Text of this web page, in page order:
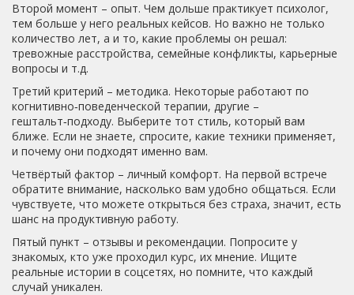
Второй момент – опыт. Чем дольше практикует психолог,
тем больше у него реальных кейсов. Но важно не только
количество лет, а и то, какие проблемы он решал:
тревожные расстройства, семейные конфликты, карьерные
вопросы и т.д.
Третий критерий – методика. Некоторые работают по
когнитивно‑поведенческой терапии, другие –
гештальт‑подходу. Выберите тот стиль, который вам
ближе. Если не знаете, спросите, какие техники применяет,
и почему они подходят именно вам.
Четвёртый фактор – личный комфорт. На первой встрече
обратите внимание, насколько вам удобно общаться. Если
чувствуете, что можете открыться без страха, значит, есть
шанс на продуктивную работу.
Пятый пункт – отзывы и рекомендации. Попросите у
знакомых, кто уже проходил курс, их мнение. Ищите
реальные истории в соцсетях, но помните, что каждый
случай уникален.